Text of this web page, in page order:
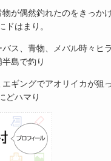
が偶然釣れたのをきっか
ドはまり。
バス、青物、メバル時々ヒ
島で釣り
エギングでアオリイカが狙
どハマり